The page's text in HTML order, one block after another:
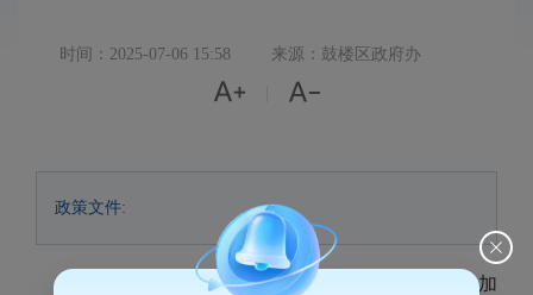
时间：2025-07-06 15:58 来源：鼓楼区政府办
 
政策文件:
《福州市鼓楼区人民政府关于印发〈关于进一步加